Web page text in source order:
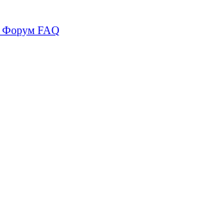
Форум FAQ